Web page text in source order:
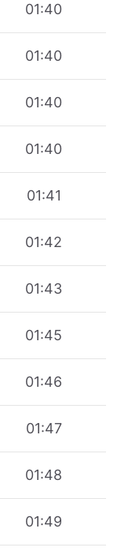
01:40
01:40
01:40
01:40
01:41
01:42
01:43
01:45
01:46
01:47
01:48
01:49